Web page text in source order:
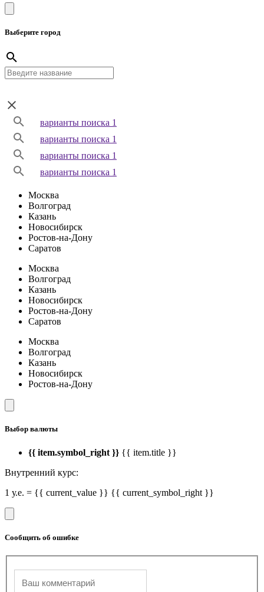
Выберите город
варианты поиска 1
варианты поиска 1
варианты поиска 1
варианты поиска 1
Москва
Волгоград
Казань
Новосибирск
Ростов-на-Дону
Саратов
Москва
Волгоград
Казань
Новосибирск
Ростов-на-Дону
Саратов
Москва
Волгоград
Казань
Новосибирск
Ростов-на-Дону
Выбор валюты
{{ item.symbol_right }} {{ item.title }}
Внутренний курс:
1 у.е. = {{ current_value }} {{ current_symbol_right }}
Сообщить об ошибке